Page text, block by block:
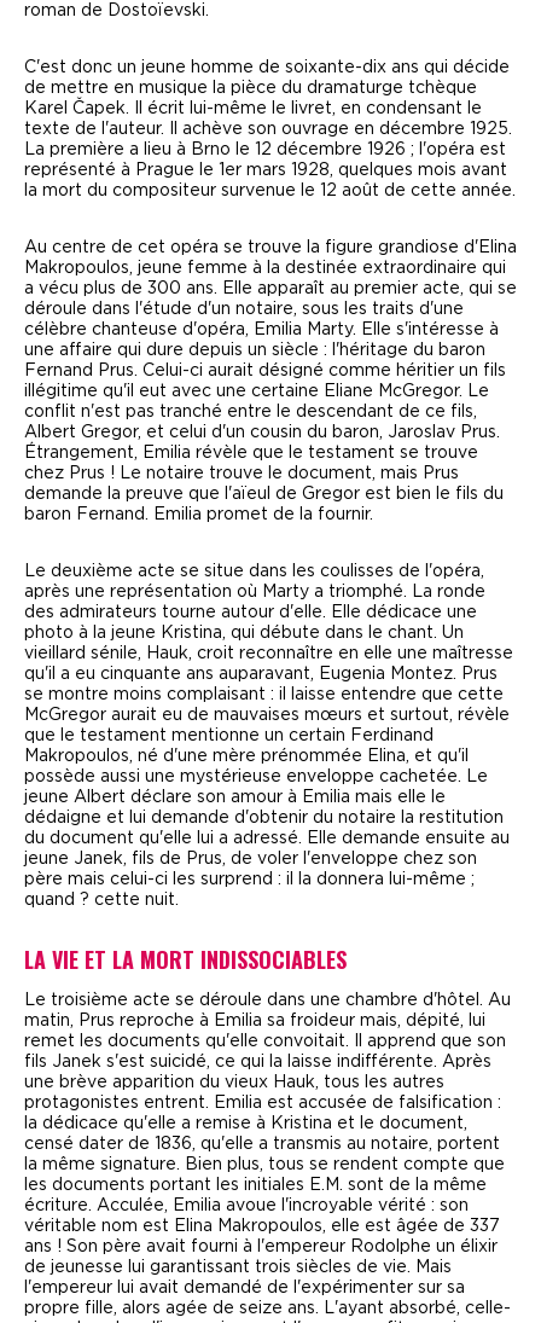
roman de Dostoïevski.
C'est donc un jeune homme de soixante-dix ans qui décide
de mettre en musique la pièce du dramaturge tchèque
Karel Čapek. Il écrit lui-même le livret, en condensant le
texte de l'auteur. Il achève son ouvrage en décembre 1925.
La première a lieu à Brno le 12 décembre 1926 ; l'opéra est
représenté à Prague le 1 er mars 1928, quelques mois avant
la mort du compositeur survenue le 12 août de cette année.
Au centre de cet opéra se trouve la figure grandiose d'Elina
Makropoulos, jeune femme à la destinée extraordinaire qui
a vécu plus de 300 ans. Elle apparaît au premier acte, qui se
déroule dans l'étude d'un notaire, sous les traits d'une
célèbre chanteuse d'opéra, Emilia Marty. Elle s'intéresse à
une affaire qui dure depuis un siècle : l'héritage du baron
Fernand Prus. Celui-ci aurait désigné comme héritier un fils
illégitime qu'il eut avec une certaine Eliane McGregor. Le
conflit n'est pas tranché entre le descendant de ce fils,
Albert Gregor, et celui d'un cousin du baron, Jaroslav Prus.
Étrangement, Emilia révèle que le testament se trouve
chez Prus ! Le notaire trouve le document, mais Prus
demande la preuve que l'aïeul de Gregor est bien le fils du
baron Fernand. Emilia promet de la fournir.
Le deuxième acte se situe dans les coulisses de l'opéra,
après une représentation où Marty a triomphé. La ronde
des admirateurs tourne autour d'elle. Elle dédicace une
photo à la jeune Kristina, qui débute dans le chant. Un
vieillard sénile, Hauk, croit reconnaître en elle une maîtresse
qu'il a eu cinquante ans auparavant, Eugenia Montez. Prus
se montre moins complaisant : il laisse entendre que cette
McGregor aurait eu de mauvaises mœurs et surtout, révèle
que le testament mentionne un certain Ferdinand
Makropoulos, né d'une mère prénommée Elina, et qu'il
possède aussi une mystérieuse enveloppe cachetée. Le
jeune Albert déclare son amour à Emilia mais elle le
dédaigne et lui demande d'obtenir du notaire la restitution
du document qu'elle lui a adressé. Elle demande ensuite au
jeune Janek, fils de Prus, de voler l'enveloppe chez son
père mais celui-ci les surprend : il la donnera lui-même ;
quand ? cette nuit.
LA VIE ET LA MORT INDISSOCIABLES
Le troisième acte se déroule dans une chambre d'hôtel. Au
matin, Prus reproche à Emilia sa froideur mais, dépité, lui
remet les documents qu'elle convoitait. Il apprend que son
fils Janek s'est suicidé, ce qui la laisse indifférente. Après
une brève apparition du vieux Hauk, tous les autres
protagonistes entrent. Emilia est accusée de falsification :
la dédicace qu'elle a remise à Kristina et le document,
censé dater de 1836, qu'elle a transmis au notaire, portent
la même signature. Bien plus, tous se rendent compte que
les documents portant les initiales E.M. sont de la même
écriture. Acculée, Emilia avoue l'incroyable vérité : son
véritable nom est Elina Makropoulos, elle est âgée de 337
ans ! Son père avait fourni à l'empereur Rodolphe un élixir
de jeunesse lui garantissant trois siècles de vie. Mais
l'empereur lui avait demandé de l'expérimenter sur sa
propre fille, alors agée de seize ans. L'ayant absorbé, celle-